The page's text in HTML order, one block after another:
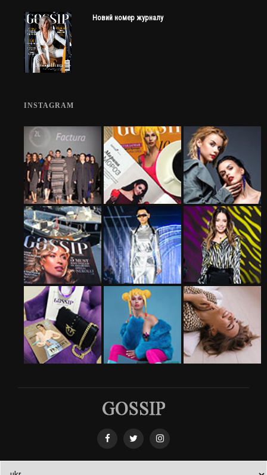
Новий номер журналу
INSTAGRAM